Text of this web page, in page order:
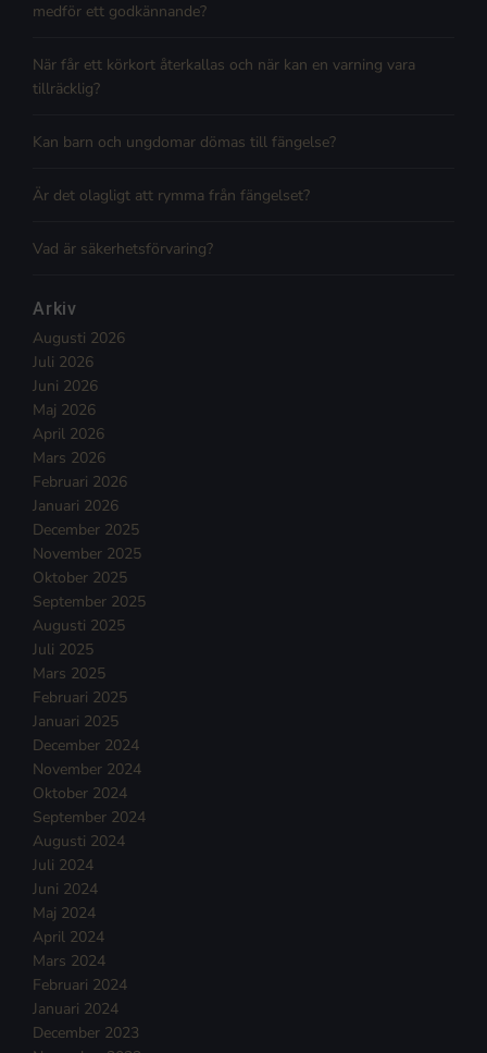
medför ett godkännande?
När får ett körkort återkallas och när kan en varning vara
tillräcklig?
Kan barn och ungdomar dömas till fängelse?
Är det olagligt att rymma från fängelset?
Vad är säkerhetsförvaring?
Arkiv
Augusti 2026
Juli 2026
Juni 2026
Maj 2026
April 2026
Mars 2026
Februari 2026
Januari 2026
December 2025
November 2025
Oktober 2025
September 2025
Augusti 2025
Juli 2025
Mars 2025
Februari 2025
Januari 2025
December 2024
November 2024
Oktober 2024
September 2024
Augusti 2024
Juli 2024
Juni 2024
Maj 2024
April 2024
Mars 2024
Februari 2024
Januari 2024
December 2023